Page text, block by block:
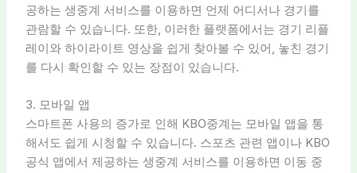
공하는 생중계 서비스를 이용하면 언제 어디서나 경기를
관람할 수 있습니다. 또한, 이러한 플랫폼에서는 경기 리플
레이와 하이라이트 영상을 쉽게 찾아볼 수 있어, 놓친 경기
를 다시 확인할 수 있는 장점이 있습니다.
3. 모바일 앱
스마트폰 사용의 증가로 인해 KBO중계는 모바일 앱을 통
해서도 쉽게 시청할 수 있습니다. 스포츠 관련 앱이나 KBO
공식 앱에서 제공하는 생중계 서비스를 이용하면 이동 중